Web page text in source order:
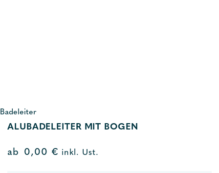
Badeleiter
ALUBADELEITER MIT BOGEN
ab 0,00 € inkl. Ust.